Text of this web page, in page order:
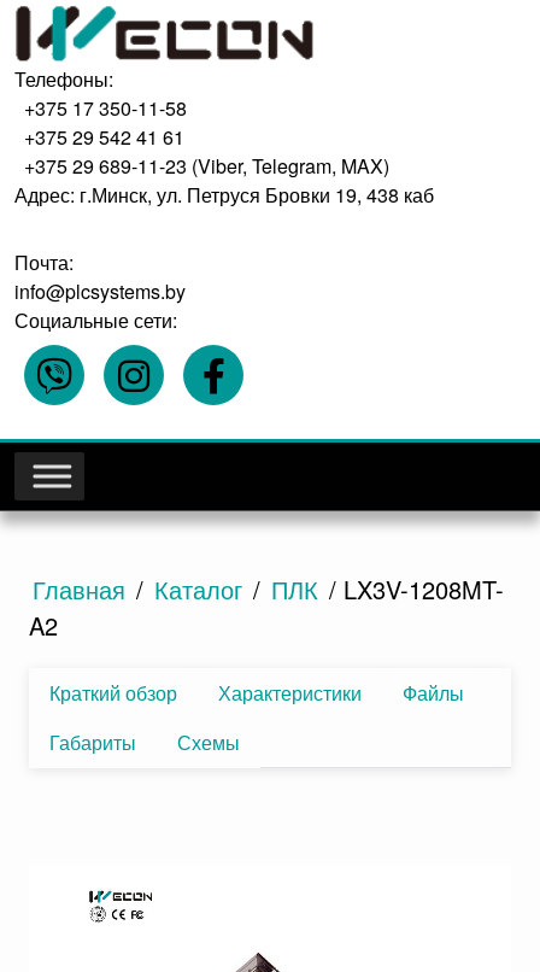
Телефоны:
+375 17 350-11-58
+375 29 542 41 61
+375 29 689-11-23 (Viber, Telegram, MAX)
Адрес: г.Минск, ул. Петруся Бровки 19, 438 каб
Почта:
info@plcsystems.by
Социальные сети:
Главная / Каталог / ПЛК / LX3V-1208MT-
A2
Краткий обзор Характеристики
Файлы
Габариты
Схемы